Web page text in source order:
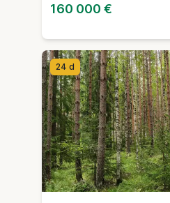
160 000 €
24 d